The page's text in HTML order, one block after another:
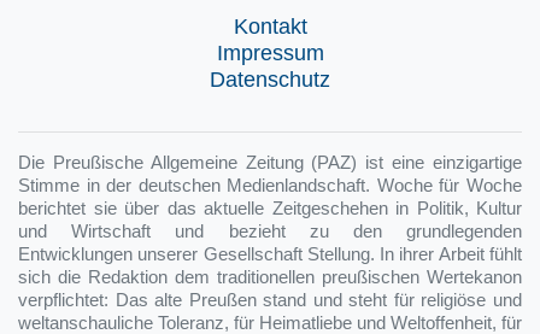
Kontakt
Impressum
Datenschutz
Die Preußische Allgemeine Zeitung (PAZ) ist eine einzigartige
Stimme in der deutschen Medienlandschaft. Woche für Woche
berichtet sie über das aktuelle Zeitgeschehen in Politik, Kultur
und Wirtschaft und bezieht zu den grundlegenden
Entwicklungen unserer Gesellschaft Stellung. In ihrer Arbeit fühlt
sich die Redaktion dem traditionellen preußischen Wertekanon
verpflichtet: Das alte Preußen stand und steht für religiöse und
weltanschauliche Toleranz, für Heimatliebe und Weltoffenheit, für